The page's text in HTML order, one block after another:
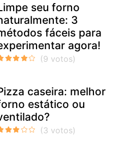
seu forno
3
fáceis para
agora!
caseira: melhor
estático ou